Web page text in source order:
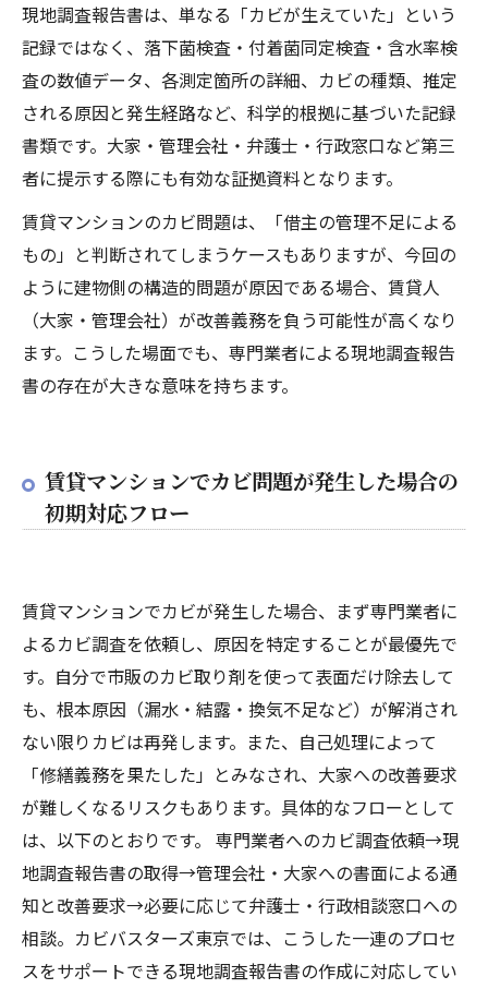
現地調査報告書は、単なる「カビが生えていた」という
記録ではなく、落下菌検査・付着菌同定検査・含水率検
査の数値データ、各測定箇所の詳細、カビの種類、推定
される原因と発生経路など、科学的根拠に基づいた記録
書類です。大家・管理会社・弁護士・行政窓口など第三
者に提示する際にも有効な証拠資料となります。
賃貸マンションのカビ問題は、「借主の管理不足による
もの」と判断されてしまうケースもありますが、今回の
ように建物側の構造的問題が原因である場合、賃貸人
（大家・管理会社）が改善義務を負う可能性が高くなり
ます。こうした場面でも、専門業者による現地調査報告
書の存在が大きな意味を持ちます。
賃貸マンションでカビ問題が発生した場合の
初期対応フロー
賃貸マンションでカビが発生した場合、まず専門業者に
よるカビ調査を依頼し、原因を特定することが最優先で
す。自分で市販のカビ取り剤を使って表面だけ除去して
も、根本原因（漏水・結露・換気不足など）が解消され
ない限りカビは再発します。また、自己処理によって
「修繕義務を果たした」とみなされ、大家への改善要求
が難しくなるリスクもあります。具体的なフローとして
は、以下のとおりです。 専門業者へのカビ調査依頼→現
地調査報告書の取得→管理会社・大家への書面による通
知と改善要求→必要に応じて弁護士・行政相談窓口への
相談。カビバスターズ東京では、こうした一連のプロセ
スをサポートできる現地調査報告書の作成に対応してい